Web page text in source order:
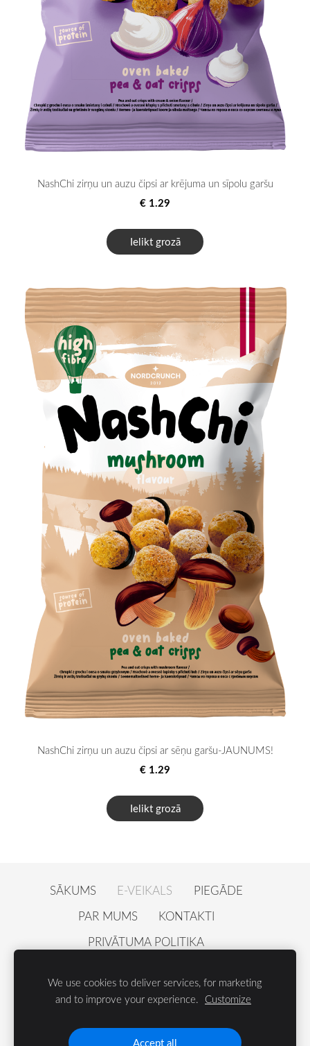
NashChi zirņu un auzu čipsi ar krējuma un sīpolu garšu
€ 1.29
Ielikt grozā
NashChi zirņu un auzu čipsi ar sēņu garšu-JAUNUMS!
€ 1.29
Ielikt grozā
SĀKUMS E-VEIKALS
PIEGĀDE
PAR MUMS
KONTAKTI
PRIVĀTUMA POLITIKA
© Nordcrunch SIA • Epasts:
shop@nordcrunch.com•Tel. +371 26 54 40 44
We use cookies to deliver services, for marketing
and to improve your experience. Customize
Accept all